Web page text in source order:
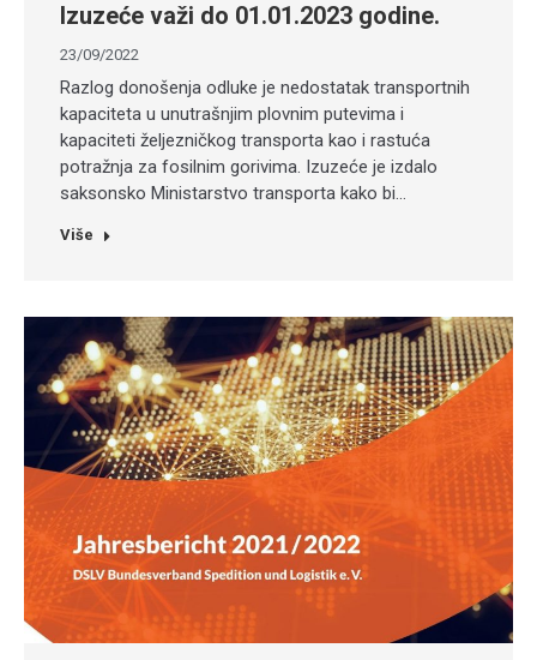
Izuzeće važi do 01.01.2023 godine.
23/09/2022
Razlog donošenja odluke je nedostatak transportnih
kapaciteta u unutrašnjim plovnim putevima i
kapaciteti željezničkog transporta kao i rastuća
potražnja za fosilnim gorivima. Izuzeće je izdalo
saksonsko Ministarstvo transporta kako bi…
Više